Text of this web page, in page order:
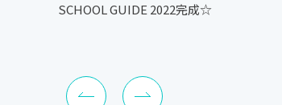
SCHOOL GUIDE 2022完成☆